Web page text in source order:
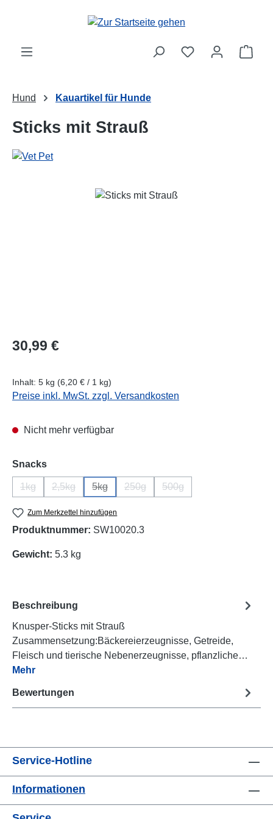
Zum Hauptinhalt springen
Hund Kauartikel für Hunde
Sticks mit Strauß
Bildergalerie überspringen
Regulärer Preis:
30,99 €
Inhalt: 5 kg (6,20 € / 1 kg)
Preise inkl. MwSt. zzgl. Versandkosten
Nicht mehr verfügbar
Snacksauswählen
1kg
(Diese Option ist zurzeit nicht verfügbar.)
2,5kg
(Diese Option ist zurzeit nicht verfügbar.)
5kg
(Diese Option ist zurzeit nicht verfügbar.)
250g
(Diese Option ist zurzeit nicht
500g
(Diese Option ist zurzeit
Zum Merkzettel hinzufügen
Produktnummer: SW10020.3
Gewicht: 5.3 kg
Beschreibung
Knusper-Sticks mit Strauß
Zusammensetzung:Bäckereierzeugnisse, Getreide,
Fleisch und tierische Nebenerzeugnisse, pflanzliche…
Mehr
Bewertungen
Service-Hotline
Informationen